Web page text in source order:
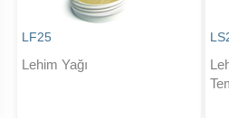
LF25
Lehim Yağı